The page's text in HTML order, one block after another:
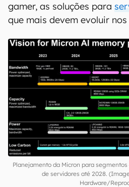
gamer, as soluções para
que mais devem evoluir
Planejamento da Micron para
de servidores até 2028.
Hardware/